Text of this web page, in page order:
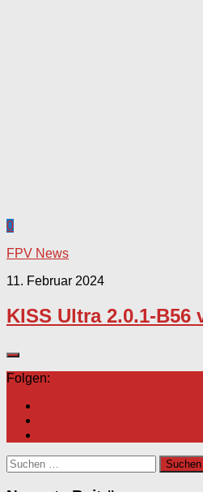
0
FPV News
11. Februar 2024
KISS Ultra 2.0.1-
Folgen:
Suchen
nach: